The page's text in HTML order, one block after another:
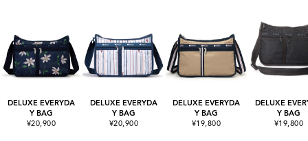
DELUXE EVERYDA
Y BAG
¥20,900
DELUXE EVERYDA
Y BAG
¥20,900
DELUXE EVERYDA
Y BAG
¥19,800
DELUXE
Y BAG
¥19,800